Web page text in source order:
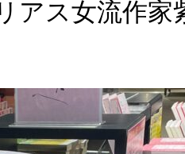
アス女流作家